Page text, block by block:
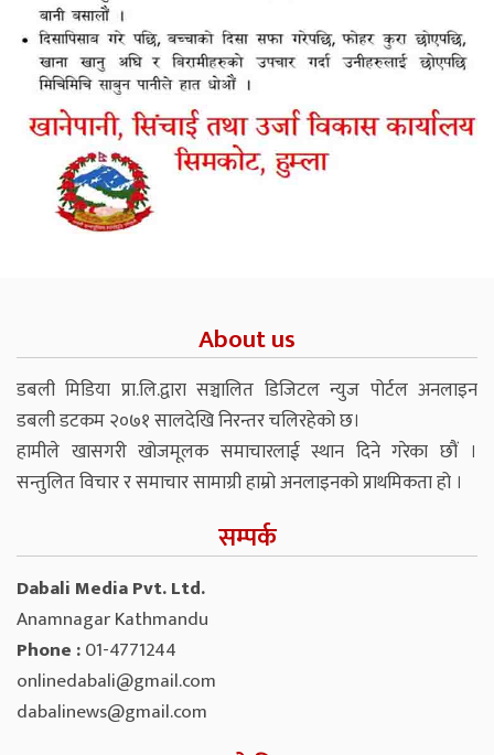
About us
डबली मिडिया प्रा.लि.द्वारा सञ्चालित डिजिटल न्युज पोर्टल अनलाइन
डबली डटकम २०७१ सालदेखि निरन्तर चलिरहेको छ।
हामीले खासगरी खोजमूलक समाचारलाई स्थान दिने गरेका छौं ।
सन्तुलित विचार र समाचार सामाग्री हाम्रो अनलाइनको प्राथमिकता हो ।
सम्पर्क
Dabali Media Pvt. Ltd.
Anamnagar Kathmandu
Phone :01-4771244
onlinedabali@gmail.com
dabalinews@gmail.com